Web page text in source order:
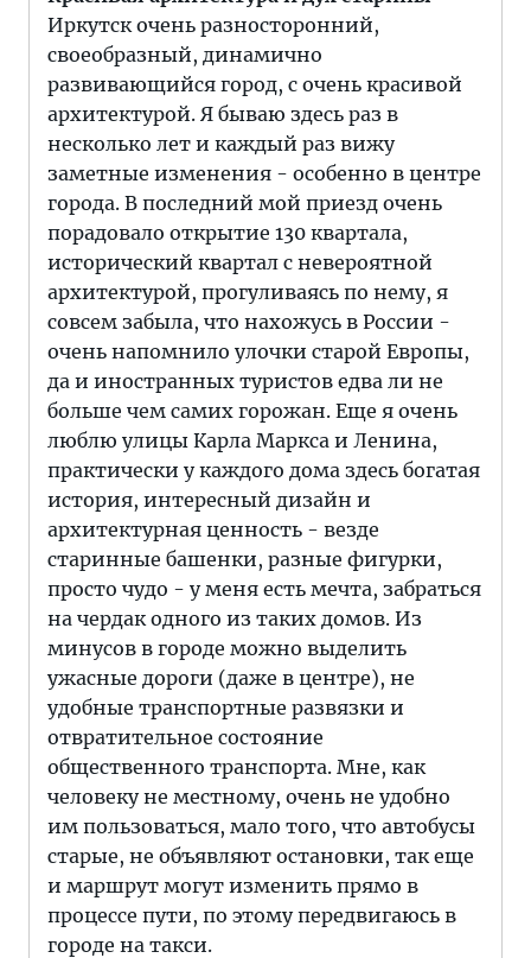
Иркутск очень разносторонний,
своеобразный, динамично
развивающийся город, с очень красивой
архитектурой. Я бываю здесь раз в
несколько лет и каждый раз вижу
заметные изменения - особенно в центре
города. В последний мой приезд очень
порадовало открытие 130 квартала,
исторический квартал с невероятной
архитектурой, прогуливаясь по нему, я
совсем забыла, что нахожусь в России -
очень напомнило улочки старой Европы,
да и иностранных туристов едва ли не
больше чем самих горожан. Еще я очень
люблю улицы Карла Маркса и Ленина,
практически у каждого дома здесь богатая
история, интересный дизайн и
архитектурная ценность - везде
старинные башенки, разные фигурки,
просто чудо - у меня есть мечта, забраться
на чердак одного из таких домов. Из
минусов в городе можно выделить
ужасные дороги (даже в центре), не
удобные транспортные развязки и
отвратительное состояние
общественного транспорта. Мне, как
человеку не местному, очень не удобно
им пользоваться, мало того, что автобусы
старые, не объявляют остановки, так еще
и маршрут могут изменить прямо в
процессе пути, по этому передвигаюсь в
городе на такси.